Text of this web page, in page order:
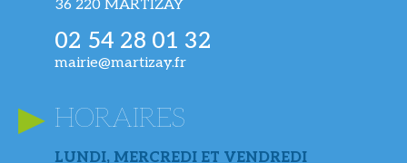
36 220 MARTIZAY
02 54 28 01 32
mairie@martizay.fr
HORAIRES
LUNDI, MERCREDI ET VENDREDI